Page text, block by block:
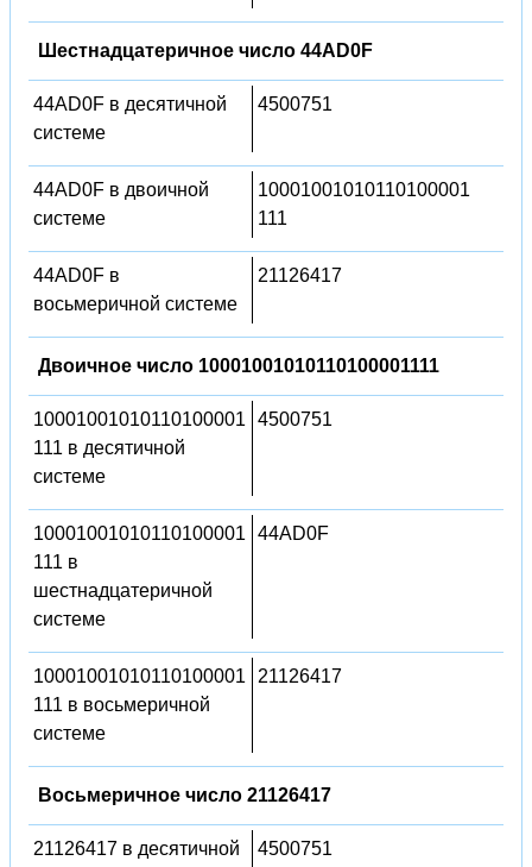
Шестнадцатеричное число 44AD0F
44AD0F в десятичной
системе
4500751
44AD0F в двоичной
системе
10001001010110100001
111
44AD0F в
восьмеричной системе
21126417
Двоичное число 10001001010110100001111
10001001010110100001
111 в десятичной
системе
4500751
10001001010110100001
111 в
шестнадцатеричной
системе
44AD0F
10001001010110100001
111 в восьмеричной
системе
21126417
Восьмеричное число 21126417
21126417 в десятичной
4500751